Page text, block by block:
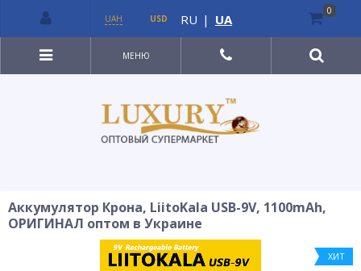
МЕНЮ
Аккумулятор Крона, LiitoKala USB-9V, 1100mAh,
ОРИГИНАЛ оптом в Украине
ХИТ
UAH USD RU | UA
0